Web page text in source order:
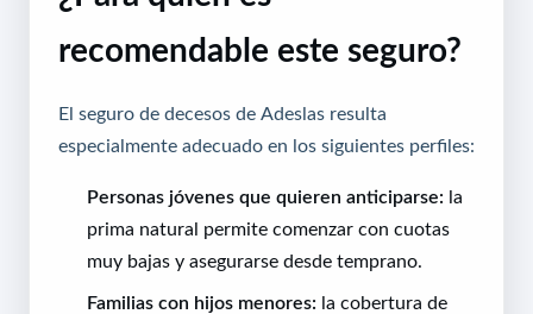
recomendable este seguro?
El seguro de decesos de Adeslas resulta
especialmente adecuado en los siguientes perfiles:
Personas jóvenes que quieren anticiparse: la
prima natural permite comenzar con cuotas
muy bajas y asegurarse desde temprano.
Familias con hijos menores: la cobertura de